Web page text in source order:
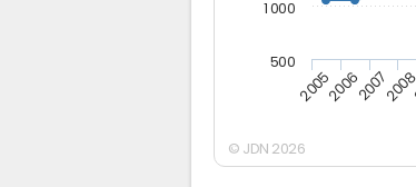
200520062007
500
1 000
© JDN 2026